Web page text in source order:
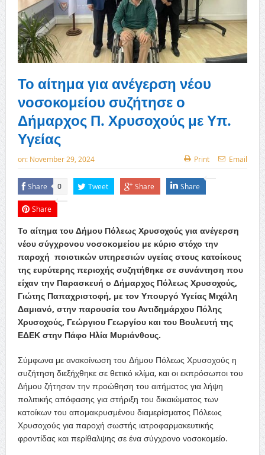
Το αίτημα για ανέγερση νέου
νοσοκομείου συζήτησε ο
Δήμαρχος Π. Χρυσοχούς με Υπ.
Υγείας
on: November 29, 2024 Print Email
Share 0 Tweet Share Share
Share
Το αίτημα του Δήμου Πόλεως Χρυσοχούς για ανέγερση
νέου σύγχρονου νοσοκομείου με κύριο στόχο την
παροχή ποιοτικών υπηρεσιών υγείας στους κατοίκους
της ευρύτερης περιοχής συζητήθηκε σε συνάντηση που
είχαν την Παρασκευή ο Δήμαρχος Πόλεως Χρυσοχούς,
Γιώτης Παπαχριστοφή, με τον Υπουργό Υγείας Μιχάλη
Δαμιανό, στην παρουσία του Αντιδημάρχου Πόλης
Χρυσοχούς, Γεώργιου Γεωργίου και του Βουλευτή της
ΕΔΕΚ στην Πάφο Ηλία Μυριάνθους.
Σύμφωνα με ανακοίνωση του Δήμου Πόλεως Χρυσοχούς η
συζήτηση διεξήχθηκε σε θετικό κλίμα, και οι εκπρόσωποι του
Δήμου ζήτησαν την προώθηση του αιτήματος για λήψη
πολιτικής απόφασης για στήριξη του δικαιώματος των
κατοίκων του απομακρυσμένου διαμερίσματος Πόλεως
Χρυσοχούς για παροχή σωστής ιατροφαρμακευτικής
φροντίδας και περίθαλψης σε ένα σύγχρονο νοσοκομείο.